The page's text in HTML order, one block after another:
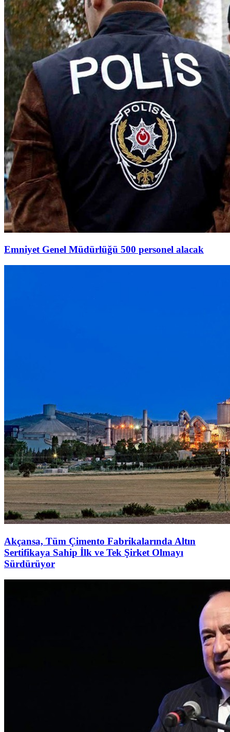
Emniyet Genel Müdürlüğü 500 personel alacak
Akçansa, Tüm Çimento Fabrikalarında Altın
Sertifikaya Sahip İlk ve Tek Şirket Olmayı
Sürdürüyor